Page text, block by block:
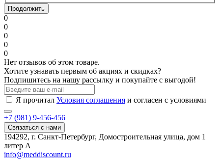
Продолжить
0
0
0
0
0
Нет отзывов об этом товаре.
Хотите узнавать первым об акциях и скидках?
Подпишитесь на нашу рассылку и покупайте с выгодой!
Я прочитал Условия соглашения и согласен с условиями
+7 (981) 9-456-456
Связаться с нами
194292, г. Санкт-Петербург, Домостроительная улица, дом 1
литер А
info@meddiscount.ru